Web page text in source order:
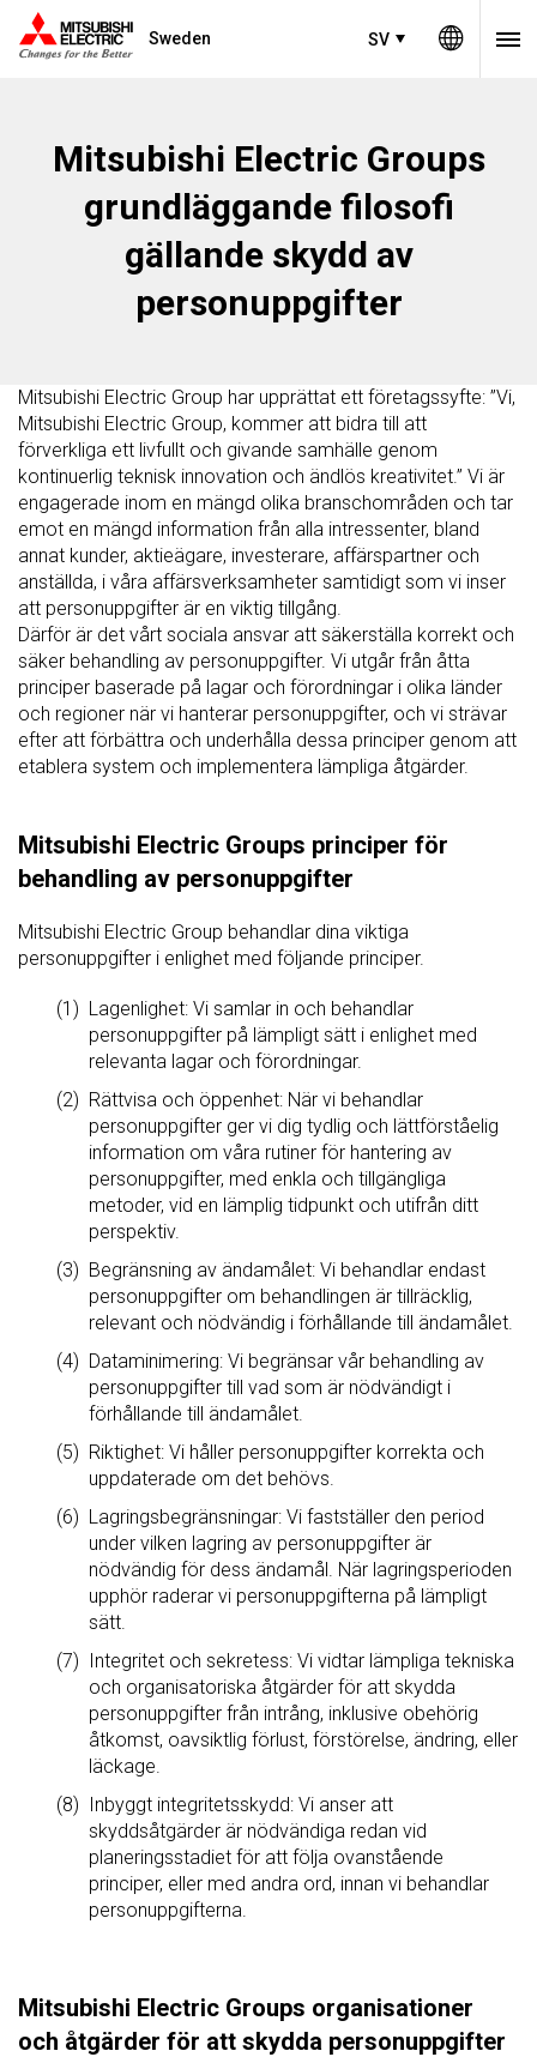
Sweden SV
Mitsubishi Electric Groups
grundläggande filosofi
gällande skydd av
personuppgifter
Mitsubishi Electric Group har upprättat ett företagssyfte: ”Vi,
Mitsubishi Electric Group, kommer att bidra till att
förverkliga ett livfullt och givande samhälle genom
kontinuerlig teknisk innovation och ändlös kreativitet.” Vi är
engagerade inom en mängd olika branschområden och tar
emot en mängd information från alla intressenter, bland
annat kunder, aktieägare, investerare, affärspartner och
anställda, i våra affärsverksamheter samtidigt som vi inser
att personuppgifter är en viktig tillgång.
Därför är det vårt sociala ansvar att säkerställa korrekt och
säker behandling av personuppgifter. Vi utgår från åtta
principer baserade på lagar och förordningar i olika länder
och regioner när vi hanterar personuppgifter, och vi strävar
efter att förbättra och underhålla dessa principer genom att
etablera system och implementera lämpliga åtgärder.
Mitsubishi Electric Groups principer för
behandling av personuppgifter
Mitsubishi Electric Group behandlar dina viktiga
personuppgifter i enlighet med följande principer.
Lagenlighet: Vi samlar in och behandlar
personuppgifter på lämpligt sätt i enlighet med
relevanta lagar och förordningar.
Rättvisa och öppenhet: När vi behandlar
personuppgifter ger vi dig tydlig och lättförståelig
information om våra rutiner för hantering av
personuppgifter, med enkla och tillgängliga
metoder, vid en lämplig tidpunkt och utifrån ditt
perspektiv.
Begränsning av ändamålet: Vi behandlar endast
personuppgifter om behandlingen är tillräcklig,
relevant och nödvändig i förhållande till ändamålet.
Dataminimering: Vi begränsar vår behandling av
personuppgifter till vad som är nödvändigt i
förhållande till ändamålet.
Riktighet: Vi håller personuppgifter korrekta och
uppdaterade om det behövs.
Lagringsbegränsningar: Vi fastställer den period
under vilken lagring av personuppgifter är
nödvändig för dess ändamål. När lagringsperioden
upphör raderar vi personuppgifterna på lämpligt
sätt.
Integritet och sekretess: Vi vidtar lämpliga tekniska
och organisatoriska åtgärder för att skydda
personuppgifter från intrång, inklusive obehörig
åtkomst, oavsiktlig förlust, förstörelse, ändring, eller
läckage.
Inbyggt integritetsskydd: Vi anser att
skyddsåtgärder är nödvändiga redan vid
planeringsstadiet för att följa ovanstående
principer, eller med andra ord, innan vi behandlar
personuppgifterna.
Mitsubishi Electric Groups organisationer
och åtgärder för att skydda personuppgifter